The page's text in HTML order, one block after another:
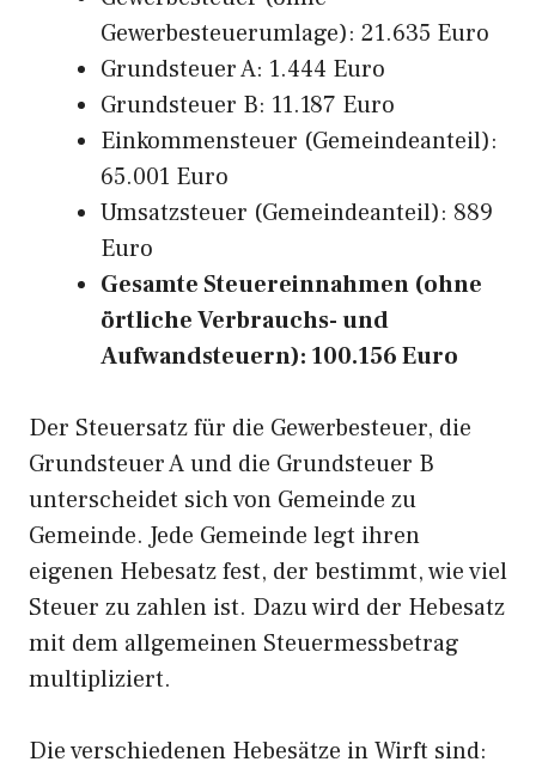
Gewerbesteuerumlage): 21.635 Euro
Grundsteuer A: 1.444 Euro
Grundsteuer B: 11.187 Euro
Einkommensteuer (Gemeindeanteil):
65.001 Euro
Umsatzsteuer (Gemeindeanteil): 889
Euro
Gesamte Steuereinnahmen (ohne
örtliche Verbrauchs- und
Aufwandsteuern): 100.156 Euro
Der Steuersatz für die Gewerbesteuer, die
Grundsteuer A und die Grundsteuer B
unterscheidet sich von Gemeinde zu
Gemeinde. Jede Gemeinde legt ihren
eigenen Hebesatz fest, der bestimmt, wie viel
Steuer zu zahlen ist. Dazu wird der Hebesatz
mit dem allgemeinen Steuermessbetrag
multipliziert.
Die verschiedenen Hebesätze in Wirft sind: